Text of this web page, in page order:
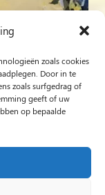
zoals cookies
Door in te
zoals surfgedrag of
geeft of uw
op bepaalde
Air’ and
and Love.